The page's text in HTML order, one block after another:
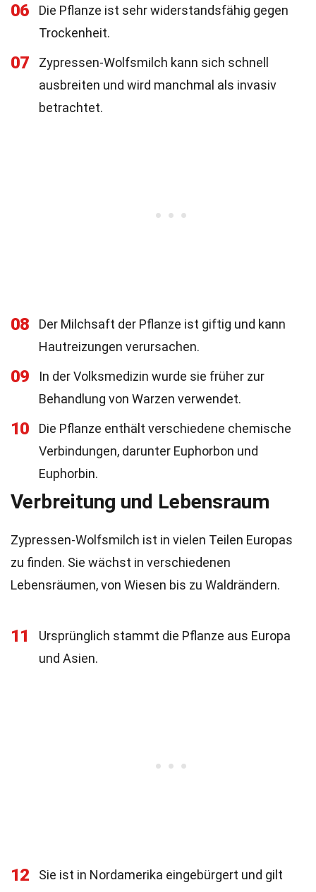
06
Die Pflanze ist sehr widerstandsfähig gegen
Trockenheit.
07
Zypressen-Wolfsmilch kann sich schnell
ausbreiten und wird manchmal als invasiv
betrachtet.
08
Der Milchsaft der Pflanze ist giftig und kann
Hautreizungen verursachen.
09
In der Volksmedizin wurde sie früher zur
Behandlung von Warzen verwendet.
10
Die Pflanze enthält verschiedene chemische
Verbindungen, darunter Euphorbon und
Euphorbin.
Verbreitung und Lebensraum
Zypressen-Wolfsmilch ist in vielen Teilen Europas
zu finden. Sie wächst in verschiedenen
Lebensräumen, von Wiesen bis zu Waldrändern.
11
Ursprünglich stammt die Pflanze aus Europa
und Asien.
12
Sie ist in Nordamerika eingebürgert und gilt